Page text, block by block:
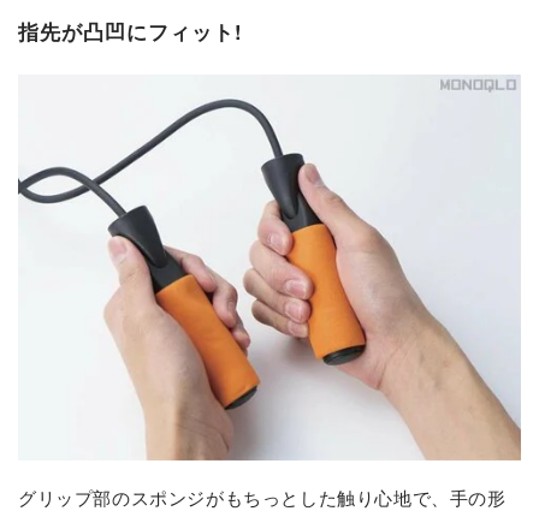
指先が凸凹にフィット!
グリップ部のスポンジがもちっとした触り心地で、手の形